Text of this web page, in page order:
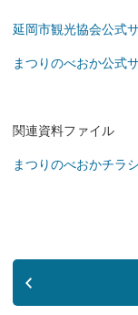
延岡市観光協会公式
まつりのべおか公式
関連資料ファイル
まつりのべおかチラシ